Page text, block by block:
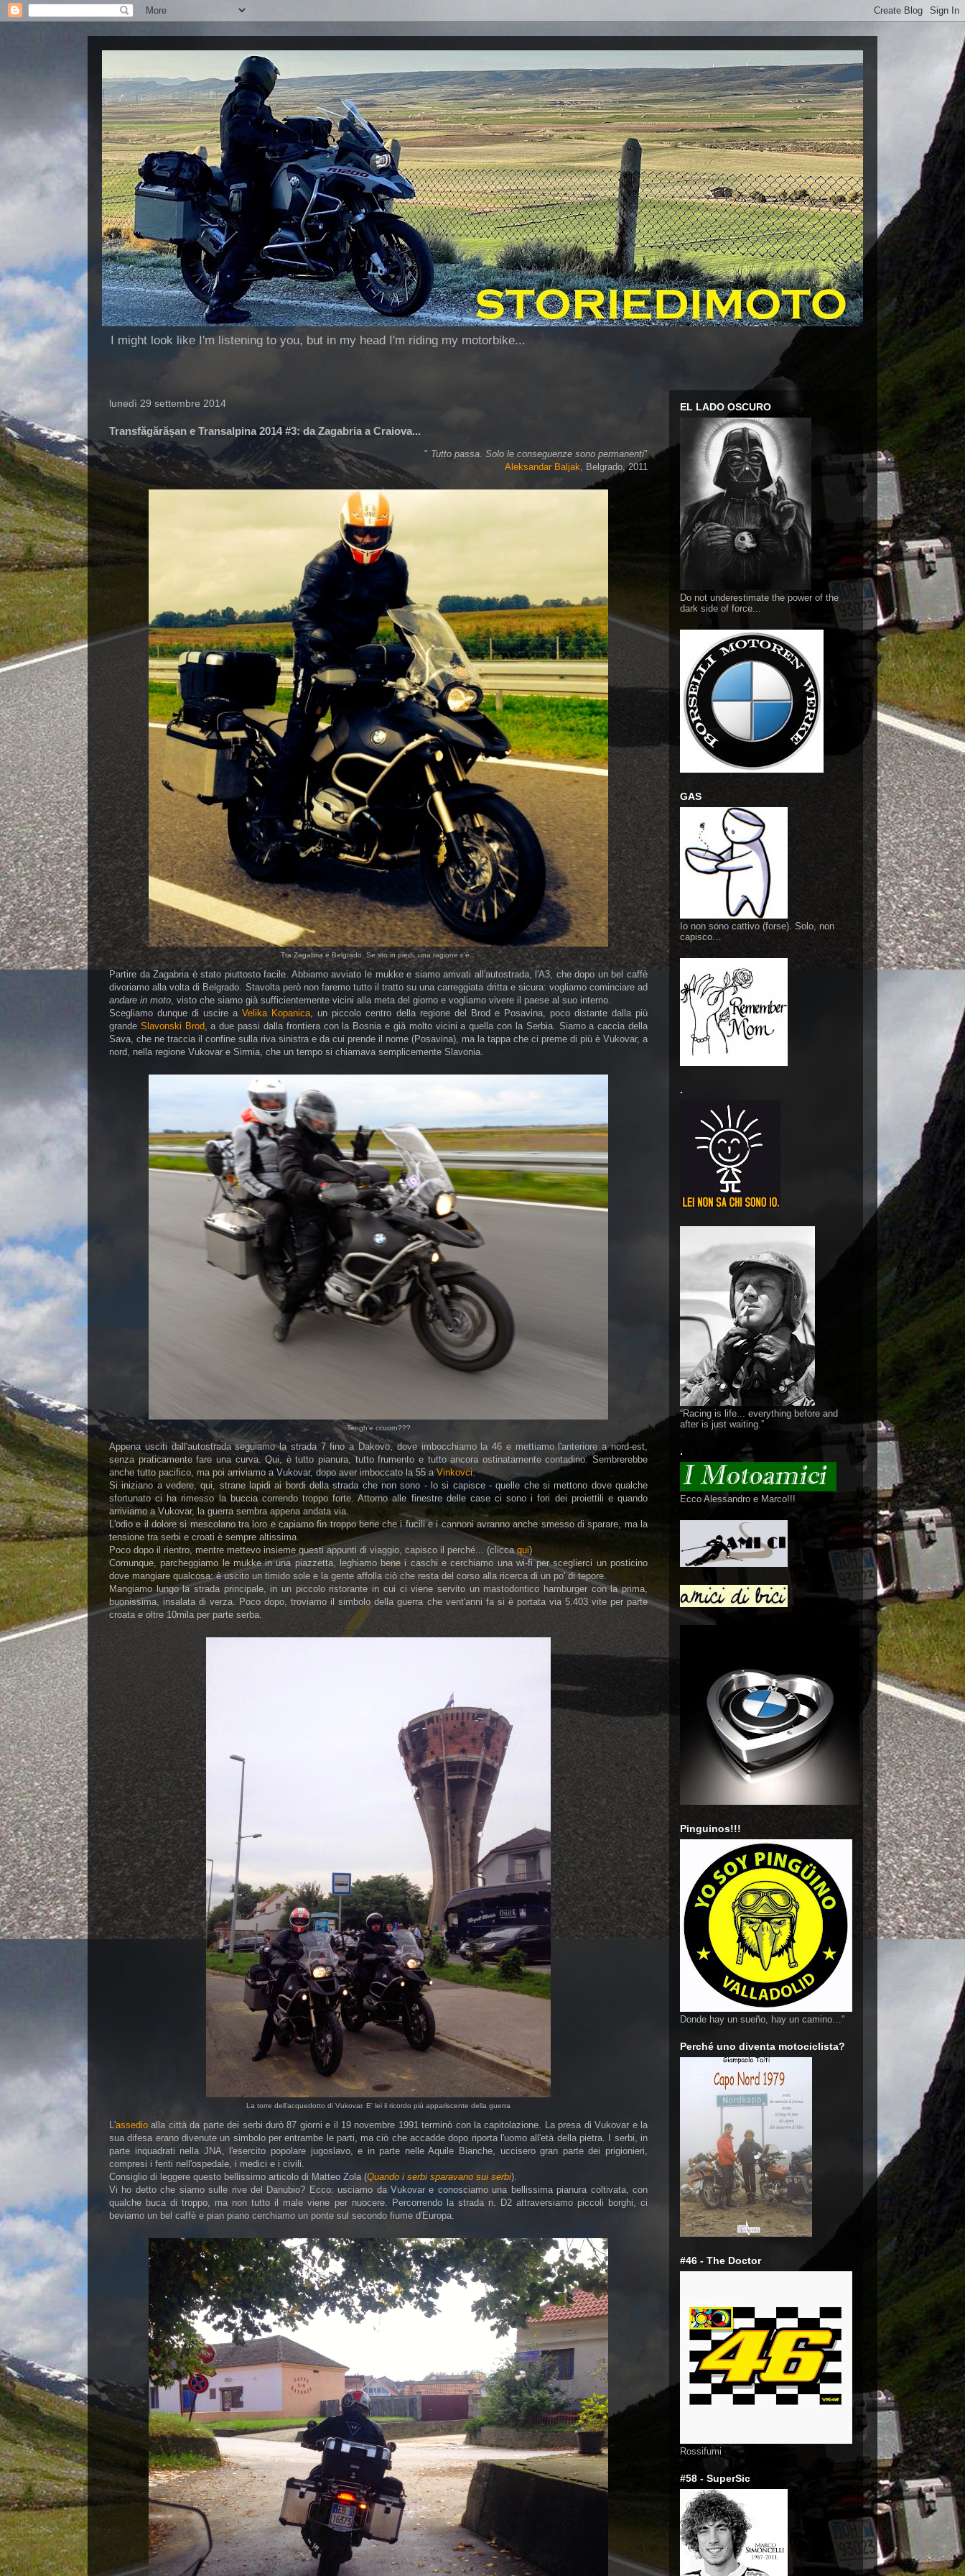
I might look like I'm listening to you, but in my head I'm riding my motorbike...
lunedì 29 settembre 2014
Transfăgărășan e Transalpina 2014 #3: da Zagabria a Craiova...
" Tutto passa. Solo le conseguenze sono permanenti"
Aleksandar Baljak, Belgrado, 2011
Tra Zagabria e Belgrado. Se sto in piedi, una ragione c'è...
Partire da Zagabria è stato piuttosto facile. Abbiamo avviato le mukke e siamo arrivati all'autostrada, l'A3, che dopo un bel caffè
divoriamo alla volta di Belgrado. Stavolta però non faremo tutto il tratto su una carreggiata dritta e sicura: vogliamo cominciare ad
andare in moto , visto che siamo già sufficientemente vicini alla meta del giorno e vogliamo vivere il paese al suo interno.
Scegliamo dunque di uscire aVelika Kopanica , un piccolo centro della regione del Brod e Posavina, poco distante dalla più
grande Slavonski Brod , a due passi dalla frontiera con la Bosnia e già molto vicini a quella con la Serbia. Siamo a caccia della
Sava, che ne traccia il confine sulla riva sinistra e da cui prende il nome (Posavina), ma la tappa che ci preme di più è Vukovar, a
nord, nella regione Vukovar e Sirmia, che un tempo si chiamava semplicemente Slavonia.
Tengh'e ccuorn???
Appena usciti dall'autostrada seguiamo la strada 7 fino a Dakovo, dove imbocchiamo la 46 e mettiamo l'anteriore a nord-est,
senza praticamente fare una curva. Qui, è tutto pianura, tutto frumento e tutto ancora ostinatamente contadino. Sembrerebbe
anche tutto pacifico, ma poi arriviamo a Vukovar, dopo aver imboccato la 55 a Vinkovci.
Si iniziano a vedere, qui, strane lapidi ai bordi della strada che non sono - lo si capisce - quelle che si mettono dove qualche
sfortunato ci ha rimesso la buccia correndo troppo forte. Attorno alle finestre delle case ci sono i fori dei proiettili e quando
arriviamo a Vukovar, la guerra sembra appena andata via.
L'odio e il dolore si mescolano tra loro e capiamo fin troppo bene che i fucili e i cannoni avranno anche smesso di sparare, ma la
tensione tra serbi e croati è sempre altissima.
Poco dopo il rientro, mentre mettevo insieme questi appunti di viaggio, capisco il perché... (cliccaqui)
Comunque, parcheggiamo le mukke in una piazzetta, leghiamo bene i caschi e cerchiamo una wi-fi per sceglierci un posticino
dove mangiare qualcosa: è uscito un timido sole e la gente affolla ciò che resta del corso alla ricerca di un po' di tepore.
Mangiamo lungo la strada principale, in un piccolo ristorante in cui ci viene servito un mastodontico hamburger con la prima,
buonissima, insalata di verza. Poco dopo, troviamo il simbolo della guerra che vent'anni fa si è portata via 5.403 vite per parte
croata e oltre 10mila per parte serba.
La torre dell'acquedotto di Vukovar. E' lei il ricordo più appariscente della guerra
L'assedio alla città da parte dei serbi durò 87 giorni e il 19 novembre 1991 terminò con la capitolazione. La presa di Vukovar e la
sua difesa erano divenute un simbolo per entrambe le parti, ma ciò che accadde dopo riporta l'uomo all'età della pietra. I serbi, in
parte inquadrati nella JNA, l'esercito popolare jugoslavo, e in parte nelle Aquile Bianche, uccisero gran parte dei prigionieri,
compresi i feriti nell'ospedale, i medici e i civili.
Consiglio di leggere questo bellissimo articolo di Matteo Zola (Quando i serbi sparavano sui serbi).
Vi ho detto che siamo sulle rive del Danubio? Ecco: usciamo da Vukovar e conosciamo una bellissima pianura coltivata, con
qualche buca di troppo, ma non tutto il male viene per nuocere. Percorrendo la strada n. D2 attraversiamo piccoli borghi, ci
beviamo un bel caffè e pian piano cerchiamo un ponte sul secondo fiume d'Europa.
EL LADO OSCURO
Do not underestimate the power of the
dark side of force...
GAS
Io non sono cattivo (forse). Solo, non
capisco...
.
“Racing is life... everything before and
after is just waiting.”
.
Ecco Alessandro e Marco!!!
Pinguinos!!!
Donde hay un sueño, hay un camino…"
Perché uno diventa motociclista?
#46 - The Doctor
Rossifumi
#58 - SuperSic